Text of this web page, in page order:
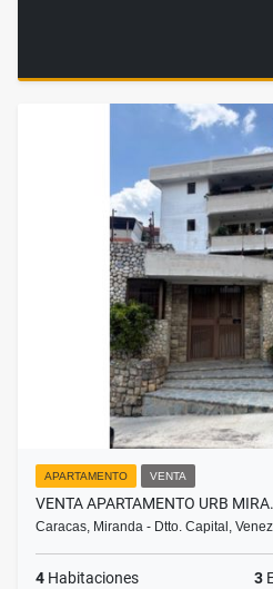
APARTAMENTO VENTA
VENTA APARTAMENTO URB
Caracas, Miranda - Dtto. Capital,
4 Habitaciones 3